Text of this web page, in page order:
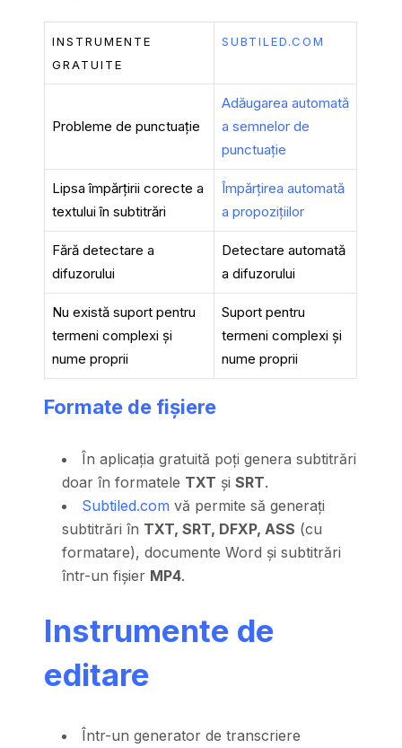
INSTRUMENTE
GRATUITE
SUBTILED.COM
Probleme de punctuație
Adăugarea automată
a semnelor de
punctuație
Lipsa împărțirii corecte a
textului în subtitrări
Împărțirea automată
a propozițiilor
Fără detectare a
difuzorului
Detectare automată
a difuzorului
Nu există suport pentru
termeni complexi și
nume proprii
Suport pentru
termeni complexi și
nume proprii
Formate de fișiere
În aplicația gratuită poți genera subtitrări
doar în formatele TXT șiSRT.
Subtiled.com vă permite să generați
subtitrări în TXT, SRT, DFXP, ASS (cu
formatare), documente Word și subtitrări
într-un fișier MP4.
Instrumente de
editare
Într-un generator de transcriere